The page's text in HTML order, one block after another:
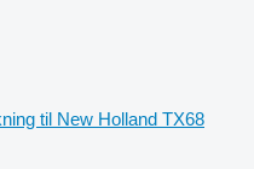
til New Holland TX68